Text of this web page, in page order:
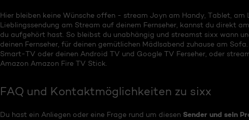
Hier bleiben keine Wünsche offen - stream Joyn am Handy, Tablet,
Lieblingssendung am Stream auf deinem Fernseher, kannst du direkt
du aufgehört hast. So bleibst du unabhängig und streamst sixx wann
deinen Fernseher, für deinen gemütlichen Mädlsabend zuhause am
Smart-TV oder deinen Android TV und Google TV Ferseher, oder
Amazon Amazon Fire TV Stick.
FAQ und Kontaktmöglichkeiten zu sixx
Du hast ein Anliegen oder eine Frage rund um diesen Sender und sein